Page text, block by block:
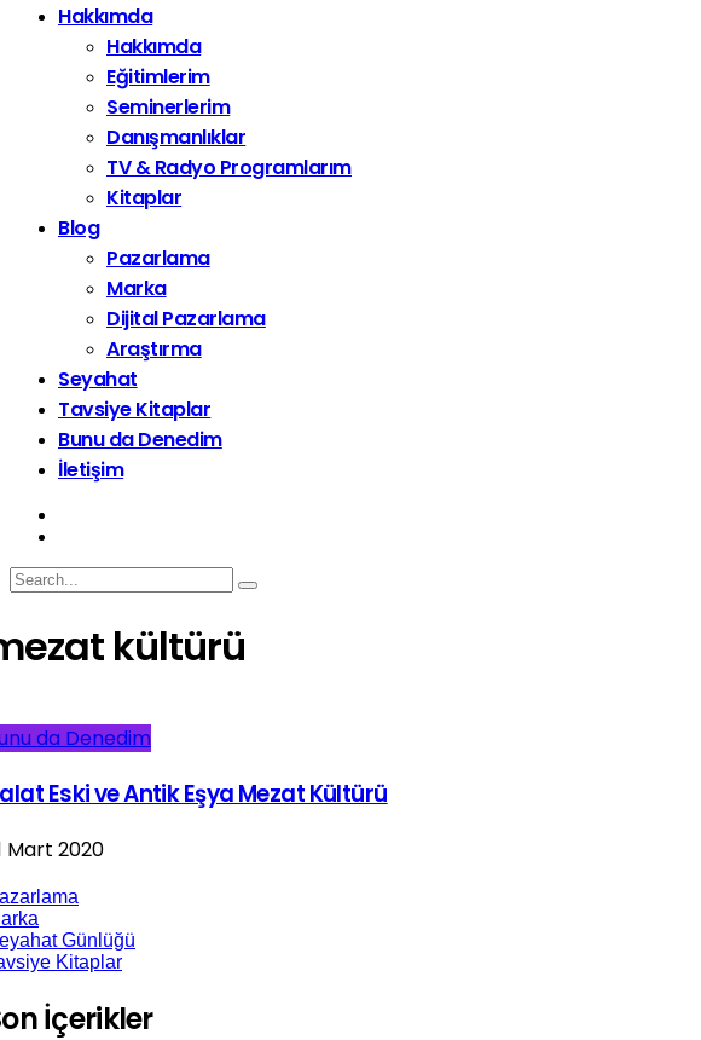
Hakkımda
Hakkımda
Eğitimlerim
Seminerlerim
Danışmanlıklar
TV & Radyo Programlarım
Kitaplar
Blog
Pazarlama
Marka
Dijital Pazarlama
Araştırma
Seyahat
Tavsiye Kitaplar
Bunu da Denedim
İletişim
kültürü
da Denedim
Eski ve Antik Eşya Mezat Kültürü
Mart 2020
Günlüğü
Kitaplar
İçerikler